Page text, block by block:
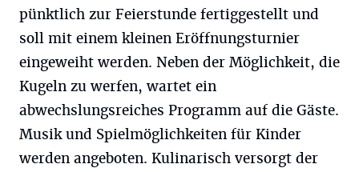
pünktlich zur Feierstunde fertiggestellt und
soll mit einem kleinen Eröffnungsturnier
eingeweiht werden. Neben der Möglichkeit, die
Kugeln zu werfen, wartet ein
abwechslungsreiches Programm auf die Gäste.
Musik und Spielmöglichkeiten für Kinder
werden angeboten. Kulinarisch versorgt der